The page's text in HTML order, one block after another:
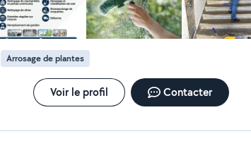
Arrosage de plantes
Voir le profil Contacter